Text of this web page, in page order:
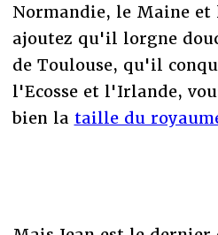
Normandie, le Maine
ajoutez qu'il lorgne
de Toulouse, qu'il
l'Ecosse et l'Irlande,
bien la taille du